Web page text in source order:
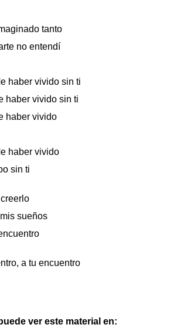
tanto
no entendí
haber vivido sin ti
haber vivido sin ti
haber vivido
haber vivido
sin ti
sueños
a tu encuentro
ver este material en: